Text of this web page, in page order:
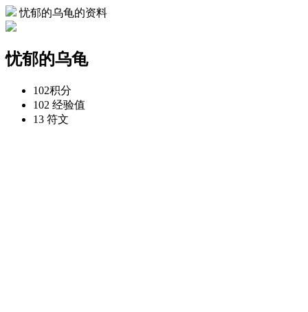
忧郁的乌龟的资料
忧郁的乌龟
102积分
102 经验值
13 符文